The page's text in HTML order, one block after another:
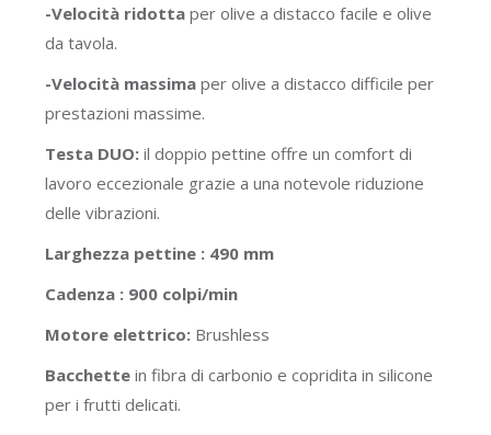
-Velocità ridotta per olive a distacco facile e olive
da tavola.
-Velocità massima per olive a distacco difficile per
prestazioni massime.
Testa DUO:il doppio pettine offre un comfort di
lavoro eccezionale grazie a una notevole riduzione
delle vibrazioni.
Larghezza pettine : 490 mm
Cadenza : 900 colpi/min
Motore elettrico: Brushless
Bacchette in fibra di carbonio e copridita in silicone
per i frutti delicati.